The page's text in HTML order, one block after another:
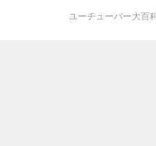
ユーチューバー大百